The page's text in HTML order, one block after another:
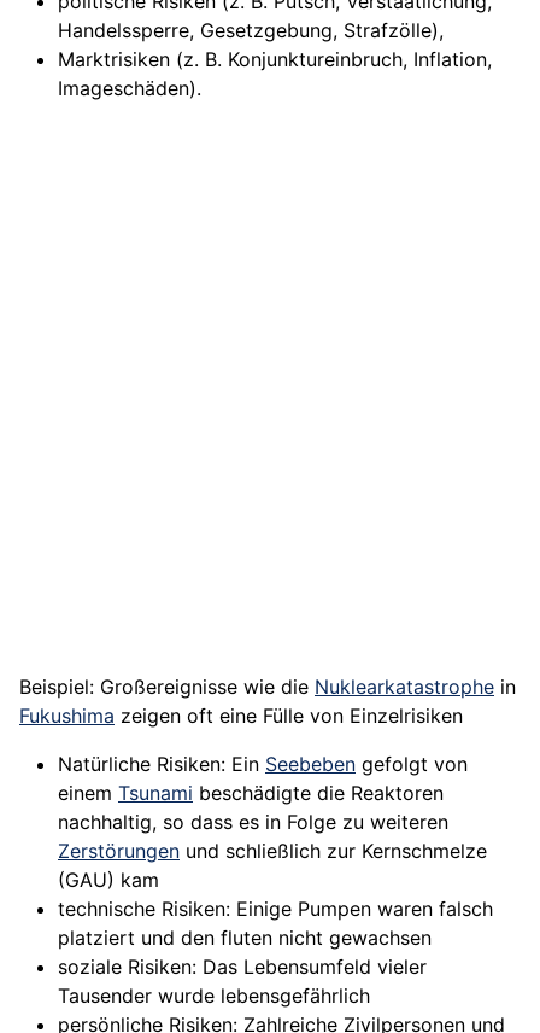
Handelssperre, Gesetzgebung, Strafzölle),
Marktrisiken (z. B. Konjunktureinbruch, Inflation,
Imageschäden).
Beispiel: Großereignisse wie die Nuklearkatastrophe in
Fukushima zeigen oft eine Fülle von Einzelrisiken
Natürliche Risiken: Ein Seebeben gefolgt von
einem Tsunami beschädigte die Reaktoren
nachhaltig, so dass es in Folge zu weiteren
Zerstörungen und schließlich zur Kernschmelze
(GAU) kam
technische Risiken: Einige Pumpen waren falsch
platziert und den fluten nicht gewachsen
soziale Risiken: Das Lebensumfeld vieler
Tausender wurde lebensgefährlich
persönliche Risiken: Zahlreiche Zivilpersonen und